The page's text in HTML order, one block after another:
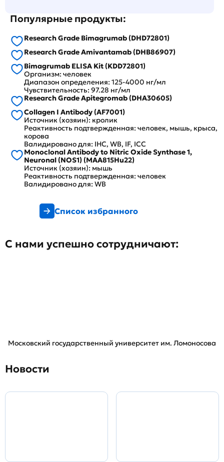
Популярные продукты:
Research Grade Bimagrumab (DHD72801)
Research Grade Amivantamab (DHB86907)
Bimagrumab ELISA Kit (KDD72801)
Организм: человек
Диапазон определения: 125-4000 нг/мл
Чувствительность: 97.28 нг/мл
Research Grade Apitegromab (DHA30605)
Collagen I Antibody (AF7001)
Источник (хозяин): кролик
Реактивность подтвержденная: человек, мышь, крыса,
корова
Валидировано для: IHC, WB, IF, ICC
Monoclonal Antibody to Nitric Oxide Synthase 1,
Neuronal (NOS1) (MAA815Hu22)
Источник (хозяин): мышь
Реактивность подтвержденная: человек
Валидировано для: WB
Список избранного
С нами успешно сотрудничают:
Московский государственный университет им. Ломоносова
Новости